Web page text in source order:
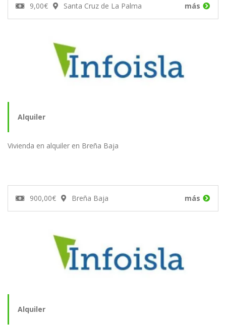
9,00€ Santa Cruz de La Palma más
Alquiler
Vivienda en alquiler en Breña Baja
900,00€ Breña Baja más
Alquiler